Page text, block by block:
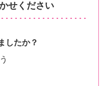
せください
したか？